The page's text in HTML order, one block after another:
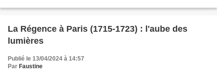
La Régence à Paris (1715-1723) : l'aube des
lumières
Publié le 13/04/2024 à 14:57
Par Faustine